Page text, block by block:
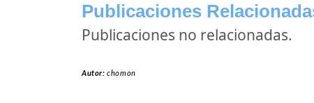
Publicaciones
Publicaciones no relacionadas.
Autor:chomon